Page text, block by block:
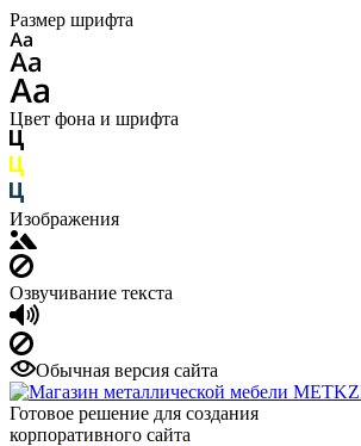
Размер шрифта
Цвет фона и шрифта
Изображения
Озвучивание текста
Обычная версия сайта
Готовое решение для создания
корпоративного сайта